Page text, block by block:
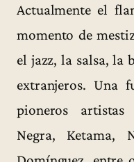
Actualmente el
momento de
el jazz, la salsa, la
extranjeros. Una
pioneros artistas
Negra, Ketama,